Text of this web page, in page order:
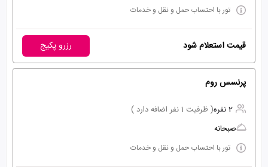
تور با احتساب حمل و نقل و خدمات
قیمت استعلام شود رزرو پکیج
پرنسس روم
2 نفره
( ظرفیت 1 نفر اضافه دارد )
صبحانه
تور با احتساب حمل و نقل و خدمات